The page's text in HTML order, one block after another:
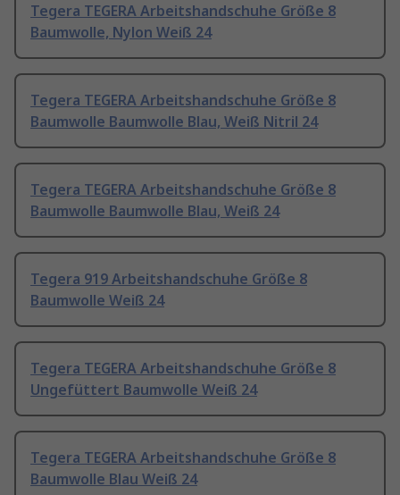
Tegera TEGERA Arbeitshandschuhe Größe 8
Baumwolle, Nylon Weiß 24
Tegera TEGERA Arbeitshandschuhe Größe 8
Baumwolle Baumwolle Blau, Weiß Nitril 24
Tegera TEGERA Arbeitshandschuhe Größe 8
Baumwolle Baumwolle Blau, Weiß 24
Tegera 919 Arbeitshandschuhe Größe 8
Baumwolle Weiß 24
Tegera TEGERA Arbeitshandschuhe Größe 8
Ungefüttert Baumwolle Weiß 24
Tegera TEGERA Arbeitshandschuhe Größe 8
Baumwolle Blau Weiß 24